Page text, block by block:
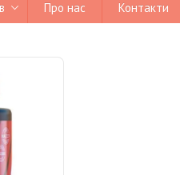
Про нас Контакти